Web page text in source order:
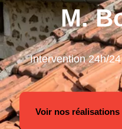
M.
Intervention 24h/
Voir nos réalisations